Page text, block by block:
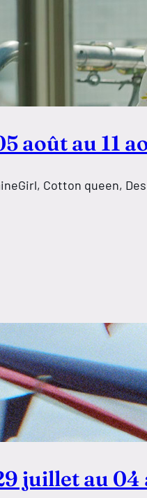
août au 11
Cotton queen,
juillet au 04